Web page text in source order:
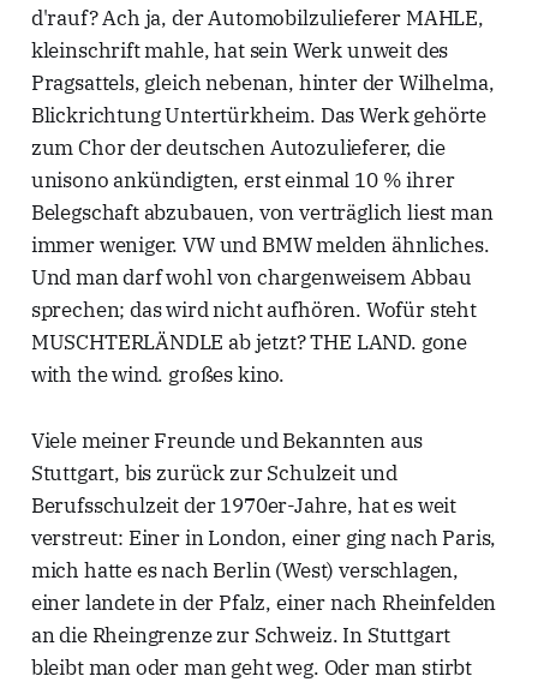
d'rauf? Ach ja, der Automobilzulieferer MAHLE,
kleinschrift mahle, hat sein Werk unweit des
Pragsattels, gleich nebenan, hinter der Wilhelma,
Blickrichtung Untertürkheim. Das Werk gehörte
zum Chor der deutschen Autozulieferer, die
unisono ankündigten, erst einmal 10 % ihrer
Belegschaft abzubauen, von verträglich liest man
immer weniger. VW und BMW melden ähnliches.
Und man darf wohl von chargenweisem Abbau
sprechen; das wird nicht aufhören. Wofür steht
MUSCHTERLÄNDLE ab jetzt? THE LAND. gone
with the wind. großes kino.
Viele meiner Freunde und Bekannten aus
Stuttgart, bis zurück zur Schulzeit und
Berufsschulzeit der 1970er-Jahre, hat es weit
verstreut: Einer in London, einer ging nach Paris,
mich hatte es nach Berlin (West) verschlagen,
einer landete in der Pfalz, einer nach Rheinfelden
an die Rheingrenze zur Schweiz. In Stuttgart
bleibt man oder man geht weg. Oder man stirbt